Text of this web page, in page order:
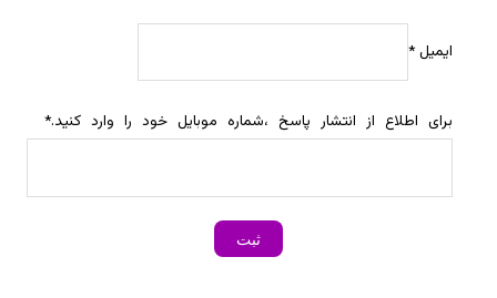
ایمیل*
برای اطلاع از انتشار پاسخ ،شماره موبایل خود را وارد کنید.*